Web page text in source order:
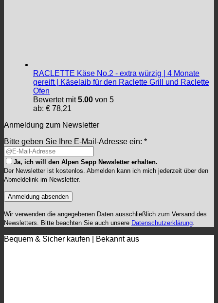
RACLETTE Käse No.2 - extra würzig | 4 Monate
gereift | Käselaib für den Raclette Grill und Raclette
Ofen
Bewertet mit5.00 von 5
ab: € 78,21
Anmeldung zum Newsletter
Bitte geben Sie Ihre E-Mail-Adresse ein: *
Ja, ich will den Alpen Sepp Newsletter erhalten.
Der Newsletter ist kostenlos. Abmelden kann ich mich jederzeit über den
Abmeldelink im Newsletter.
Wir verwenden die angegebenen Daten ausschließlich zum Versand des
Newsletters. Bitte beachten Sie auch unsere Datenschutzerklärung.
Bequem & Sicher kaufen | Bekannt aus